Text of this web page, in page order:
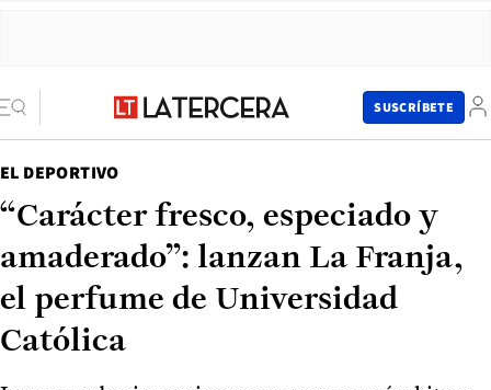
SUSCRÍBETE
EL DEPORTIVO
“Carácter fresco, especiado y
amaderado”: lanzan La Franja,
el perfume de Universidad
Católica